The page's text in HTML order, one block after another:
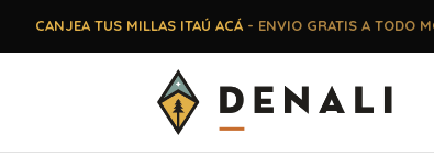
CANJEA TUS MILLAS ITAÚ ACÁ- ENVIO GRATIS A TODO